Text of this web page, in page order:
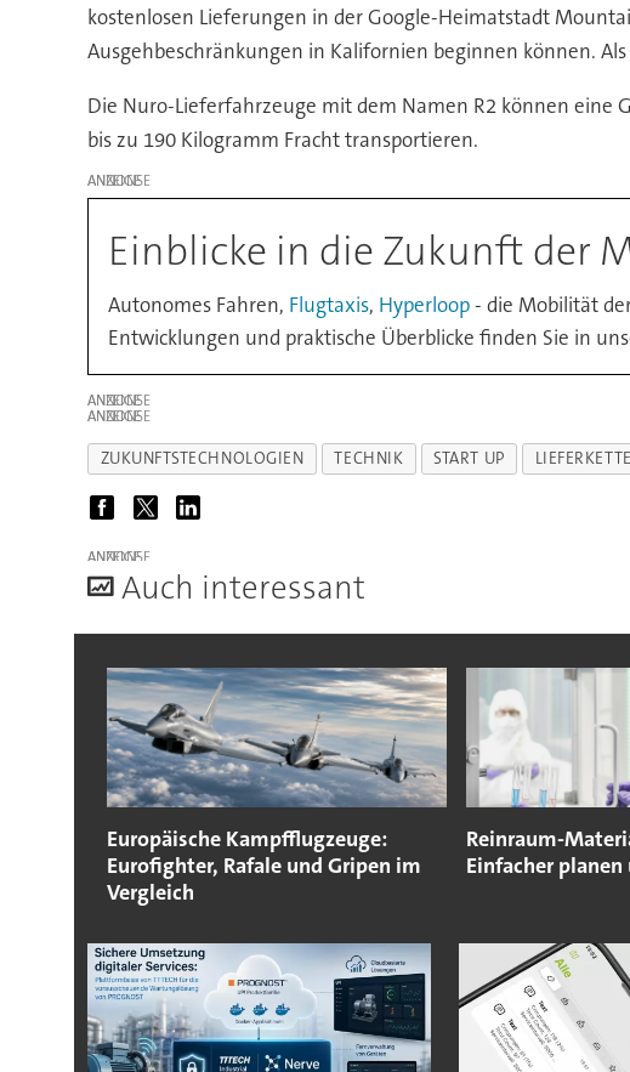
kostenlosen Lieferungen in der Google-Heimatstadt
Ausgehbeschränkungen in Kalifornien beginnen können.
Die Nuro-Lieferfahrzeuge mit dem Namen R2 können eine
bis zu 190 Kilogramm Fracht transportieren.
ANZEIGE
Einblicke in die Zukunft der
Autonomes Fahren, Flugtaxis, Hyperloop- die Mobilität
Entwicklungen und praktische Überblicke finden Sie in
ANZEIGE
ANZEIGE
ZUKUNFTSTECHNOLOGIEN TECHNIK START UP LIEFERKETTE
ANZEIGE
Auch interessant
Europäische Kampfflugzeuge:
Eurofighter, Rafale und Gripen im
Vergleich
Reinraum-
Einfacher